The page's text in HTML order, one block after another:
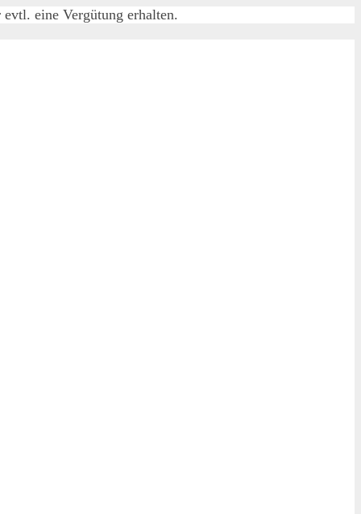
eine Vergütung erhalten.